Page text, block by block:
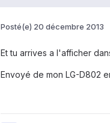
Posté(e) 20 décembre 2013
Et tu arrives a l'afficher
Envoyé de mon LG-D802